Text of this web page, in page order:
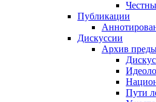
Публикации
Дискуссии
Архив
Пути